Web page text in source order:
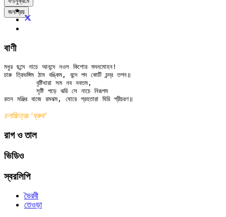
জনপ্রিয়
বাণী
মধুর ছন্দে নাচে আনন্দে নওল কিশোর মদনমোহন!
চারু ত্রিভঙ্গিম ঠাম বঙ্কিম, বন্দে পদ কোটি চন্দ্র তপন॥
চলচ্চিত্রঃ ‘ধ্রুব’
রাগ ও তাল
ভিডিও
স্বরলিপি
ভৈরবী
তেওড়া